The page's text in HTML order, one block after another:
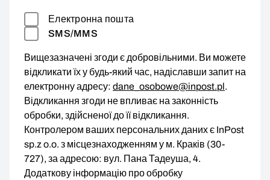
Електронна пошта
SMS/MMS
Вищезазначені згоди є добровільними. Ви можете
відкликати їх у будь-який час, надіславши запит на
електронну адресу: dane_osobowe@inpost.pl.
Відкликання згоди не впливає на законність
обробки, здійсненої до її відкликання.
Контролером ваших персональних даних є InPost
sp.z o.o. з місцезнаходженням у м. Краків (30-
727), за адресою: вул. Пана Тадеуша, 4.
Додаткову інформацію про обробку